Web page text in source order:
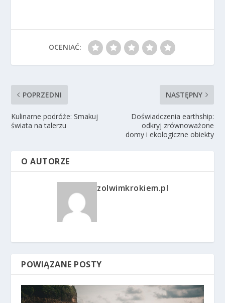
OCENIAĆ:
POPRZEDNI
Kulinarne podróże: Smakuj
świata na talerzu
NASTĘPNY
Doświadczenia earthship:
odkryj zrównoważone
domy i ekologiczne obiekty
O AUTORZE
zolwimkrokiem.pl
POWIĄZANE POSTY